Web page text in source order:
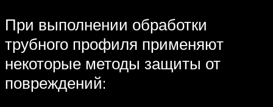
При выполнении обработки
трубного профиля применяют
некоторые методы защиты от
повреждений: